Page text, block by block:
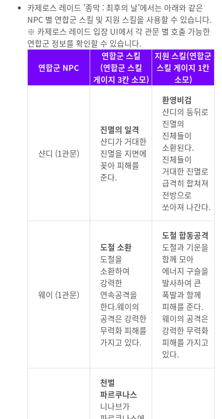
카제로스 레이드 '종막 : 최후의 날'에서는 아래와 같은
NPC 별 연합군 스킬 및 지원 스킬을 사용할 수 있습니다.
※ 카제로스 레이드 입장 UI에서 각 관문 별 호출 가능한
연합군 정보를 확인할 수 있습니다.
연합군 NPC
연합군 스킬
(연합군 스킬
게이지 3칸 소모)
지원 스킬(연합군
스킬 게이지 1칸
소모)
샨디 (1관문)
진멸의 일격
샨디가 거대한
진멸을 지면에
꽂아 피해를
준다.
환영비검
샨디의 등뒤로
진멸의
진체들이
소환된다.
진체들이
거대한 진멸로
급격히 합쳐져
전방으로
쏘아져 나간다.
웨이 (1관문)
도철 소환
도철을
소환하여
강력한
연속공격을
한다.웨이의
공격은 강력한
무력화 피해를
가지고 있다.
도철 합동공격
도철과 기운을
함께 모아
에너지 구슬을
발사하여 큰
폭발과 함께
피해를 준다.
웨이의 공격은
강력한 무력화
피해를 가지고
있다.
천벌
파르쿠나스
니나브가